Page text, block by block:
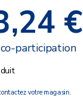
€
participation
votre magasin.